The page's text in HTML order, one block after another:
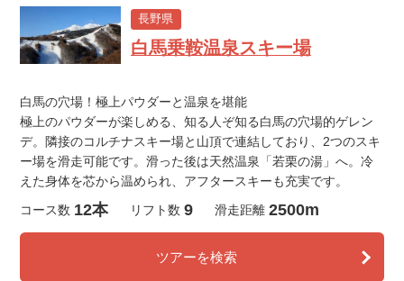
長野県
白馬乗鞍温泉スキー場
白馬の穴場！極上パウダーと温泉を堪能
極上のパウダーが楽しめる、知る人ぞ知る白馬の穴場的ゲレン
デ。隣接のコルチナスキー場と山頂で連結しており、2つのスキ
ー場を滑走可能です。滑った後は天然温泉「若栗の湯」へ。冷
えた身体を芯から温められ、アフタースキーも充実です。
コース数 12本 リフト数 9 滑走距離 2500m
ツアーを検索